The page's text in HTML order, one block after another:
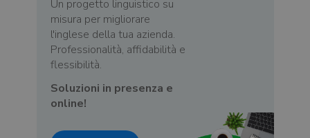
Un progetto linguistico su
misura per migliorare
l'inglese della tua azienda.
Professionalità, affidabilità e
flessibilità.
Soluzioni in presenza e
online!